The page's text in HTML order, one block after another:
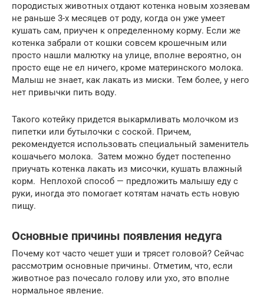
породистых животных отдают котенка новым хозяевам
не раньше 3-х месяцев от роду, когда он уже умеет
кушать сам, приучен к определенному корму. Если же
котенка забрали от кошки совсем крошечным или
просто нашли малютку на улице, вполне вероятно, он
просто еще не ел ничего, кроме материнского молока.
Малыш не знает, как лакать из миски. Тем более, у него
нет привычки пить воду.
Такого котейку придется выкармливать молочком из
пипетки или бутылочки с соской. Причем,
рекомендуется использовать специальный заменитель
кошачьего молока. Затем можно будет постепенно
приучать котенка лакать из мисочки, кушать влажный
корм. Неплохой способ — предложить малышу еду с
руки, иногда это помогает котятам начать есть новую
пищу.
Основные причины появления недуга
Почему кот часто чешет уши и трясет головой? Сейчас
рассмотрим основные причины. Отметим, что, если
животное раз почесало голову или ухо, это вполне
нормальное явление.